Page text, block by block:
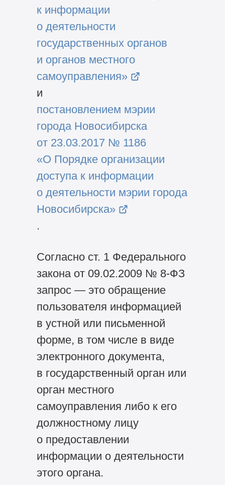
к информации
о деятельности
государственных органов
и органов местного
самоуправления»
и
постановлением мэрии
города Новосибирска
от 23.03.2017 № 1186
«О Порядке организации
доступа к информации
о деятельности мэрии города
Новосибирска»
.
Согласно ст. 1 Федерального
закона от 09.02.2009 № 8-ФЗ
запрос — это обращение
пользователя информацией
в устной или письменной
форме, в том числе в виде
электронного документа,
в государственный орган или
орган местного
самоуправления либо к его
должностному лицу
о предоставлении
информации о деятельности
этого органа.